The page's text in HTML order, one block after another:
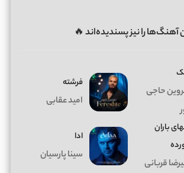
آهنگ‌ها را نیز پسندیده‌اند 🔥
حاجی
فرشته
امید عقابی
باران
قربانی
ادا
سینا پارسیان